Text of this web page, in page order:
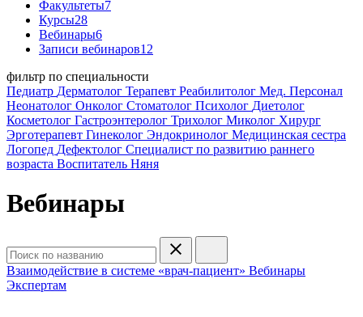
Факультеты7
Курсы28
Вебинары6
Записи вебинаров12
фильтр по специальности
Педиатр Дерматолог Терапевт Реабилитолог Мед. Персонал
Неонатолог Онколог Стоматолог Психолог Диетолог
Косметолог Гастроэнтеролог Трихолог Миколог Хирург
Эрготерапевт Гинеколог Эндокринолог Медицинская сестра
Логопед Дефектолог Специалист по развитию раннего
возраста Воспитатель Няня
Вебинары
Взаимодействие в системе «врач-пациент» Вебинары
Экспертам